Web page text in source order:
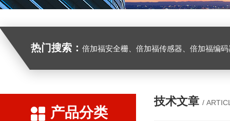
热门搜索： 倍加福安全栅、倍加福传感器、倍加福编码器、倍加福超声波传感器、松下伺服驱动器、松下伺
产品分类
技术文章 /